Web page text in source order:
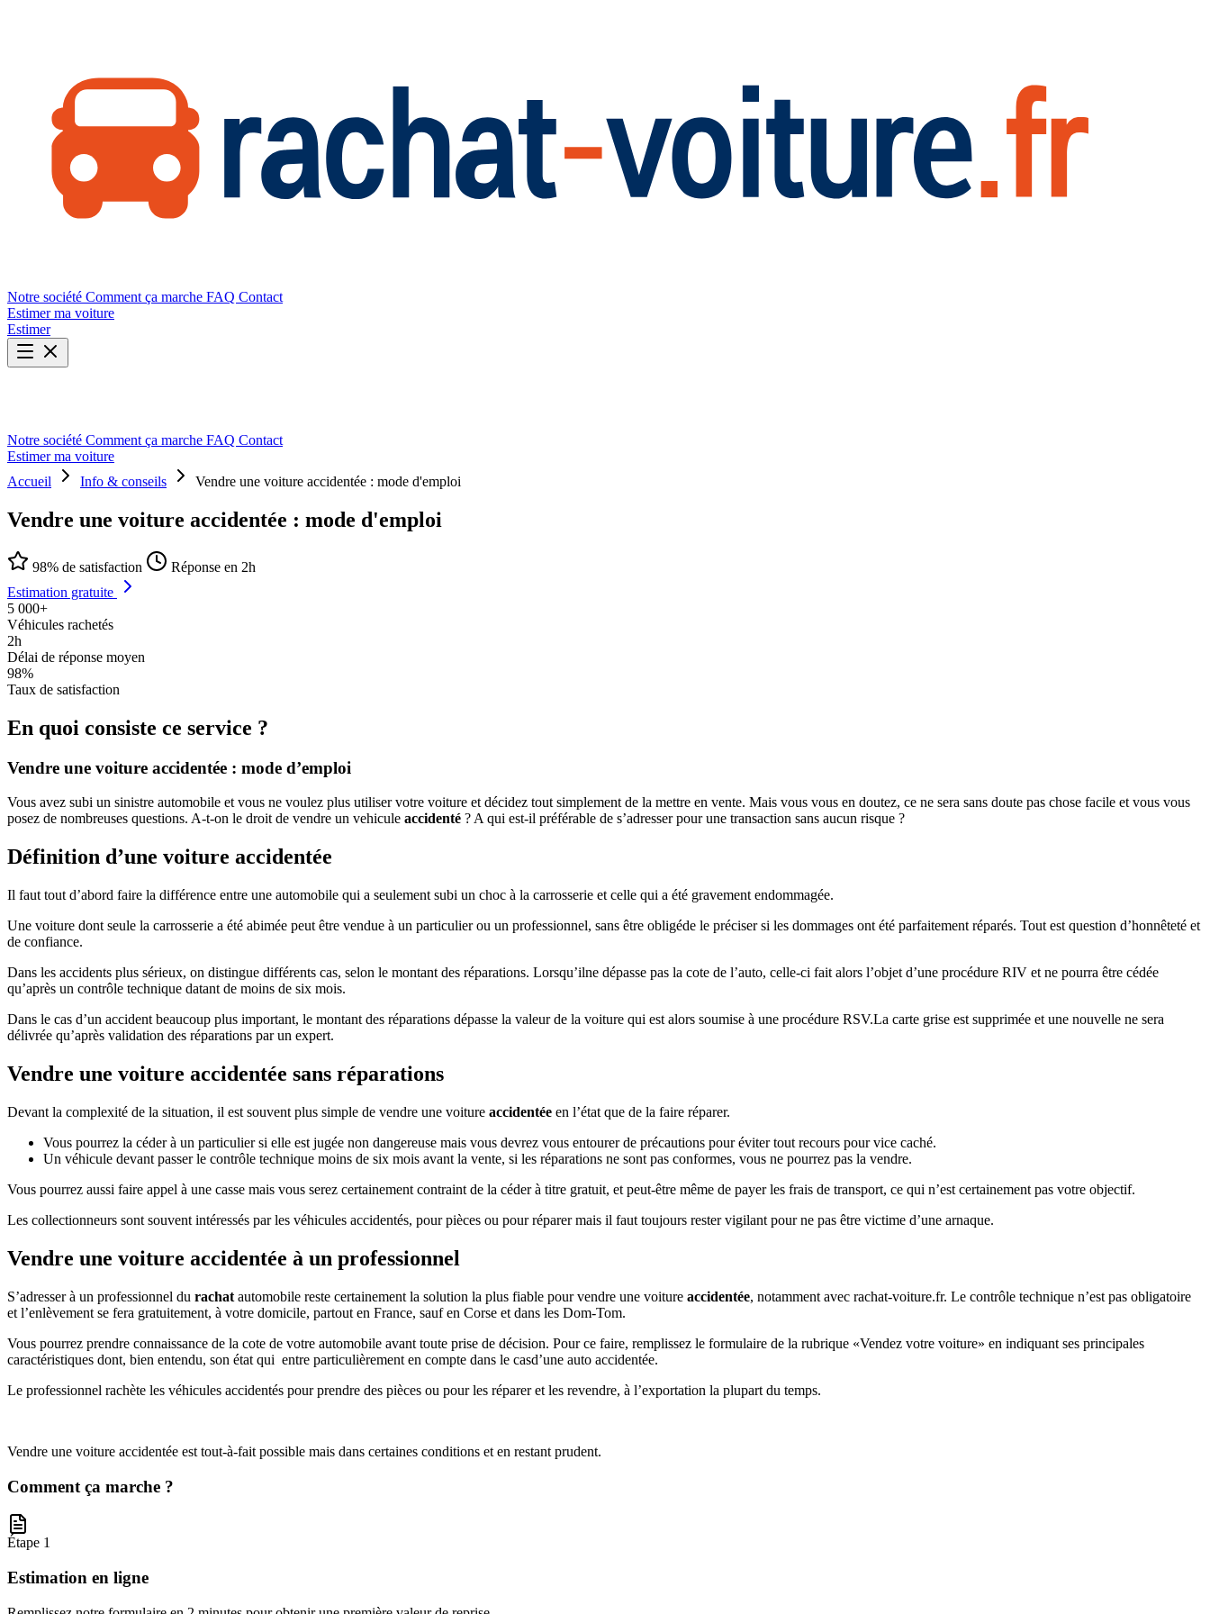
Notre société Comment ça marche FAQ Contact
Estimer ma voiture
Estimer
Notre société Comment ça marche FAQ Contact
Estimer ma voiture
Accueil
Info & conseils Vendre une voiture accidentée : mode d'emploi
Vendre une voiture accidentée : mode d'emploi
98% de satisfaction
Réponse en 2h
Estimation gratuite
5 000+
Véhicules rachetés
2h
Délai de réponse moyen
98%
Taux de satisfaction
En quoi consiste ce service ?
Vendre une voiture accidentée : mode d’emploi
Vous avez subi un sinistre automobile et vous ne voulez plus utiliser votre voiture et décidez tout simplement de la mettre en vente. Mais vous vous en doutez, ce ne sera sans doute pas chose facile et vous vous
posez de nombreuses questions. A-t-on le droit de vendre un vehicule accidenté ? A qui est-il préférable de s’adresser pour une transaction sans aucun risque ?
Définition d’une voiture accidentée
Il faut tout d’abord faire la différence entre une automobile qui a seulement subi un choc à la carrosserie et celle qui a été gravement endommagée.
Une voiture dont seule la carrosserie a été abimée peut être vendue à un particulier ou un professionnel, sans être obligéde le préciser si les dommages ont été parfaitement réparés. Tout est question d’honnêteté et
de confiance.
Dans les accidents plus sérieux, on distingue différents cas, selon le montant des réparations. Lorsqu’ilne dépasse pas la cote de l’auto, celle-ci fait alors l’objet d’une procédure RIV et ne pourra être cédée
qu’après un contrôle technique datant de moins de six mois.
Dans le cas d’un accident beaucoup plus important, le montant des réparations dépasse la valeur de la voiture qui est alors soumise à une procédure RSV.La carte grise est supprimée et une nouvelle ne sera
délivrée qu’après validation des réparations par un expert.
Vendre une voiture accidentée sans réparations
Devant la complexité de la situation, il est souvent plus simple de vendre une voiture accidentée en l’état que de la faire réparer.
Vous pourrez la céder à un particulier si elle est jugée non dangereuse mais vous devrez vous entourer de précautions pour éviter tout recours pour vice caché.
Un véhicule devant passer le contrôle technique moins de six mois avant la vente, si les réparations ne sont pas conformes, vous ne pourrez pas la vendre.
Vous pourrez aussi faire appel à une casse mais vous serez certainement contraint de la céder à titre gratuit, et peut-être même de payer les frais de transport, ce qui n’est certainement pas votre objectif.
Les collectionneurs sont souvent intéressés par les véhicules accidentés, pour pièces ou pour réparer mais il faut toujours rester vigilant pour ne pas être victime d’une arnaque.
Vendre une voiture accidentée à un professionnel
S’adresser à un professionnel du rachat automobile reste certainement la solution la plus fiable pour vendre une voiture accidentée, notamment avec rachat-voiture.fr. Le contrôle technique n’est pas obligatoire
et l’enlèvement se fera gratuitement, à votre domicile, partout en France, sauf en Corse et dans les Dom-Tom.
Vous pourrez prendre connaissance de la cote de votre automobile avant toute prise de décision. Pour ce faire, remplissez le formulaire de la rubrique «Vendez votre voiture» en indiquant ses principales
caractéristiques dont, bien entendu, son état qui entre particulièrement en compte dans le casd’une auto accidentée.
Le professionnel rachète les véhicules accidentés pour prendre des pièces ou pour les réparer et les revendre, à l’exportation la plupart du temps.
Vendre une voiture accidentée est tout-à-fait possible mais dans certaines conditions et en restant prudent.
Comment ça marche ?
Étape 1
Estimation en ligne